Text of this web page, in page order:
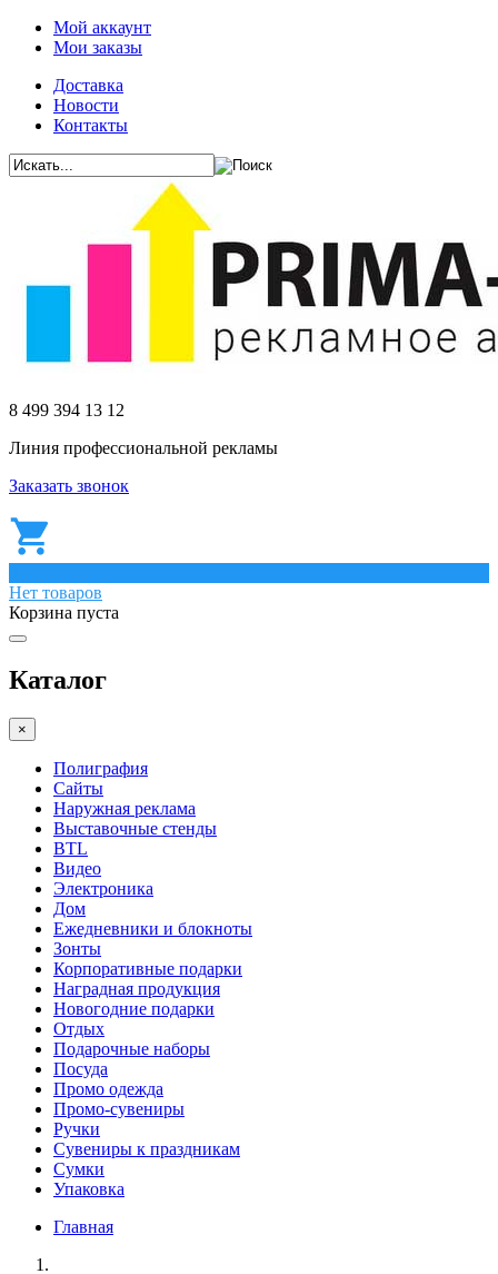
Мой аккаунт
Мои заказы
Доставка
Новости
Контакты
8 499 394 13 12
Линия профессиональной рекламы
Заказать звонок
Нет товаров
Корзина пуста
Каталог
×
Полиграфия
Сайты
Наружная реклама
Выставочные стенды
BTL
Видео
Электроника
Дом
Ежедневники и блокноты
Зонты
Корпоративные подарки
Наградная продукция
Новогодние подарки
Отдых
Подарочные наборы
Посуда
Промо одежда
Промо-сувениры
Ручки
Сувениры к праздникам
Сумки
Упаковка
Главная